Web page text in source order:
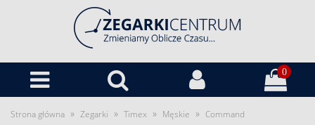
0
Strona główna » Zegarki » Timex » Męskie » Command